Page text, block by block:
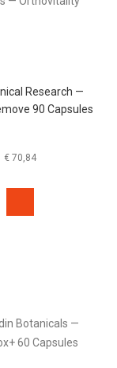
Research —
90 Capsules
€ 70,84